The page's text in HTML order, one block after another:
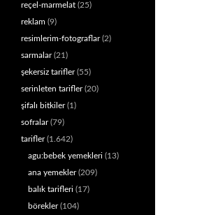
reçel-marmelat (25)
reklam (9)
resimlerim-fotograflar(2)
sarmalar(21)
şekersiz tarifler(55)
serinleten tarifler(20)
şifalı bitkiler(1)
sofralar(79)
tarifler(1.642)
agu:bebek yemekleri (13)
ana yemekler(209)
balık tarifleri (17)
börekler(104)